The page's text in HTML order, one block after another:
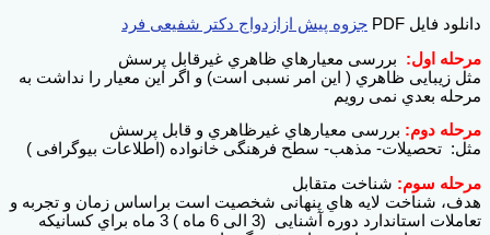
دانلود فایل PDF
جزوه پیش ازازدواج دکتر شفیعی فرد
مرحله اول: بررسی معیارهاي ظاهري غیرقابل پرسش
مثل زیبایی ظاهري ( این امر نسبی است) و اگر این معیار را نداشت به
مرحله بعدي نمی رویم
مرحله دوم: بررسی معیارهاي غیرظاهري و قابل پرسش
مثل: تحصیلات- مذهب- سطح فرهنگی خانواده (اطلاعات بیوگرافی )
مرحله سوم: شناخت متقابل
هدف، شناخت لایه هاي پنهانی شخصیت است براساس زمان و تجربه و
تعاملات استاندارد دوره آشنایی (3 الی 6 ماه ) 3 ماه براي کسانیکه